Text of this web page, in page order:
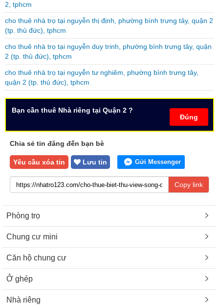
2, tphcm
cho thuê nhà trọ tại nguyễn thị định, phường bình trưng tây, quận 2
(tp. thủ đức), tphcm
cho thuê nhà trọ tại nguyễn duy trinh, phường bình trưng tây, quận
2 (tp. thủ đức), tphcm
cho thuê nhà trọ tại nguyễn tư nghiêm, phường bình trưng tây,
quận 2 (tp. thủ đức), tphcm
Đúng
Bạn cần thuê Nhà riêng tại Quận 2 ?
Chia sẻ tin đăng đến bạn bè
Yêu cầu xóa tin Lưu tin Gửi Messenger
Copy link
Phòng trọ
Chung cư mini
Căn hộ chung cư
Ở ghép
Nhà riêng